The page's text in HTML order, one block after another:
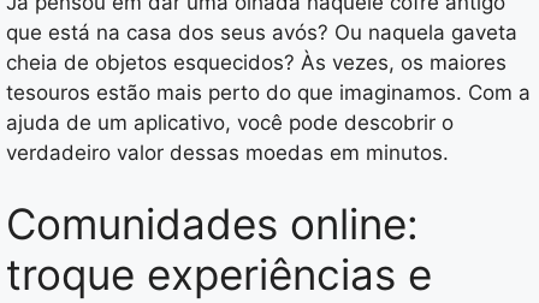
que está na casa dos seus avós? Ou naquela gaveta
cheia de objetos esquecidos? Às vezes, os maiores
tesouros estão mais perto do que imaginamos. Com a
ajuda de um aplicativo, você pode descobrir o
verdadeiro valor dessas moedas em minutos.
Comunidades online:
troque experiências e